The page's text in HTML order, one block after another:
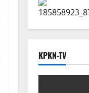
KPKN-TV